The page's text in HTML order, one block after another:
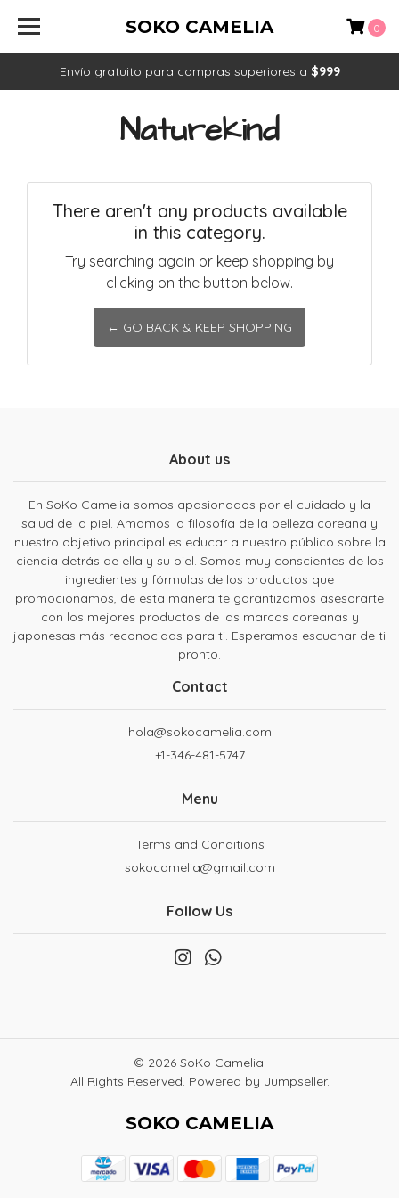
Envío gratuito para compras superiores a $999
SOKO CAMELIA 0
Naturekind
There aren't any products available
in this category.
Try searching again or keep shopping by
clicking on the button below.
← GO BACK & KEEP SHOPPING
About us
En SoKo Camelia somos apasionados por el cuidado y la
salud de la piel. Amamos la filosofía de la belleza coreana y
nuestro objetivo principal es educar a nuestro público sobre la
ciencia detrás de ella y su piel. Somos muy conscientes de los
ingredientes y fórmulas de los productos que
promocionamos, de esta manera te garantizamos asesorarte
con los mejores productos de las marcas coreanas y
japonesas más reconocidas para ti. Esperamos escuchar de ti
pronto.
Contact
hola@sokocamelia.com
+1-346-481-5747
Menu
Terms and Conditions
sokocamelia@gmail.com
Follow Us
© 2026 SoKo Camelia.
All Rights Reserved. Powered by Jumpseller.
SOKO CAMELIA